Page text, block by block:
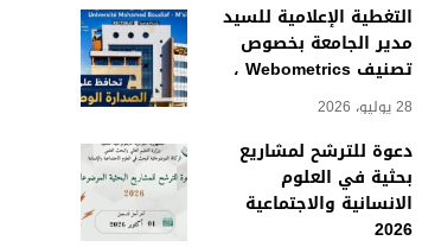
التغطية الإعلامية للسيد
مدير الجامعة بخصوص
تصنيف Webometrics ،
28 يوليو، 2026
دعوة للترشح لمشاريع
بحثية في العلوم
الانسانية والاجتماعية
2026